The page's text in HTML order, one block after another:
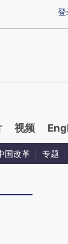
而成，可能与
登
视频
国改革 专题